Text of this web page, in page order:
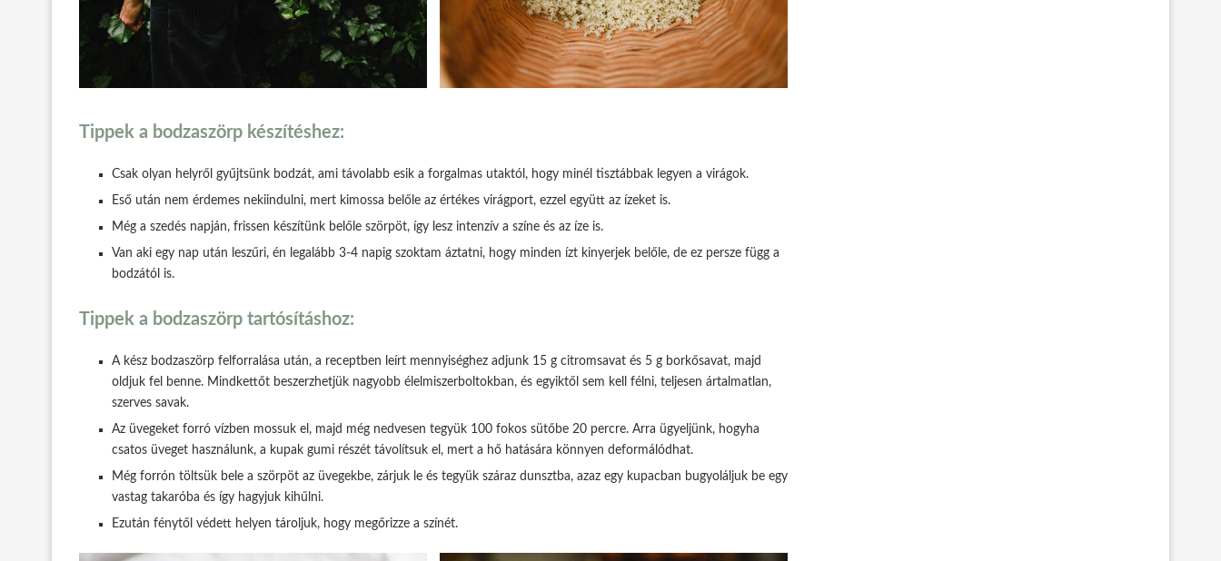
Tippek a bodzaszörp készítéshez:
Csak olyan helyről gyűjtsünk bodzát, ami távolabb esik a forgalmas utaktól, hogy minél tisztábbak legyen a virágok.
Eső után nem érdemes nekiindulni, mert kimossa belőle az értékes virágport, ezzel együtt az ízeket is.
Még a szedés napján, frissen készítünk belőle szörpöt, így lesz intenzív a színe és az íze is.
Van aki egy nap után leszűri, én legalább 3-4 napig szoktam áztatni, hogy minden ízt kinyerjek belőle, de ez persze függ a
bodzától is.
Tippek a bodzaszörp tartósításhoz:
A kész bodzaszörp felforralása után, a receptben leírt mennyiséghez adjunk 15 g citromsavat és 5 g borkősavat, majd
oldjuk fel benne. Mindkettőt beszerzhetjük nagyobb élelmiszerboltokban, és egyiktől sem kell félni, teljesen ártalmatlan,
szerves savak.
Az üvegeket forró vízben mossuk el, majd még nedvesen tegyük 100 fokos sütőbe 20 percre. Arra ügyeljünk, hogyha
csatos üveget használunk, a kupak gumi részét távolítsuk el, mert a hő hatására könnyen deformálódhat.
Még forrón töltsük bele a szörpöt az üvegekbe, zárjuk le és tegyük száraz dunsztba, azaz egy kupacban bugyoláljuk be egy
vastag takaróba és így hagyjuk kihűlni.
Ezután fénytől védett helyen tároljuk, hogy megőrizze a színét.